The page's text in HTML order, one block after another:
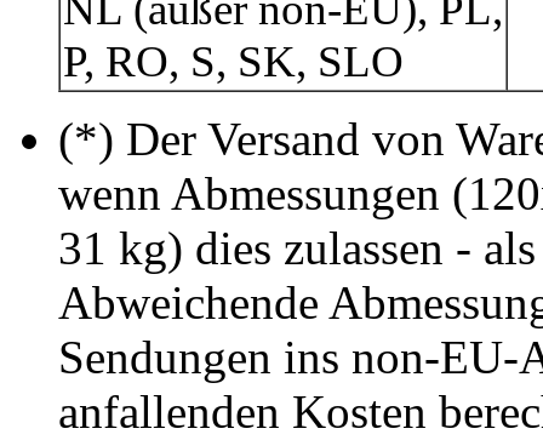
P, RO, S, SK, SLO
(*) Der Versand von
wenn Abmessungen
31 kg) dies zulassen -
Abweichende
Sendungen ins non-EU-
anfallenden Kosten